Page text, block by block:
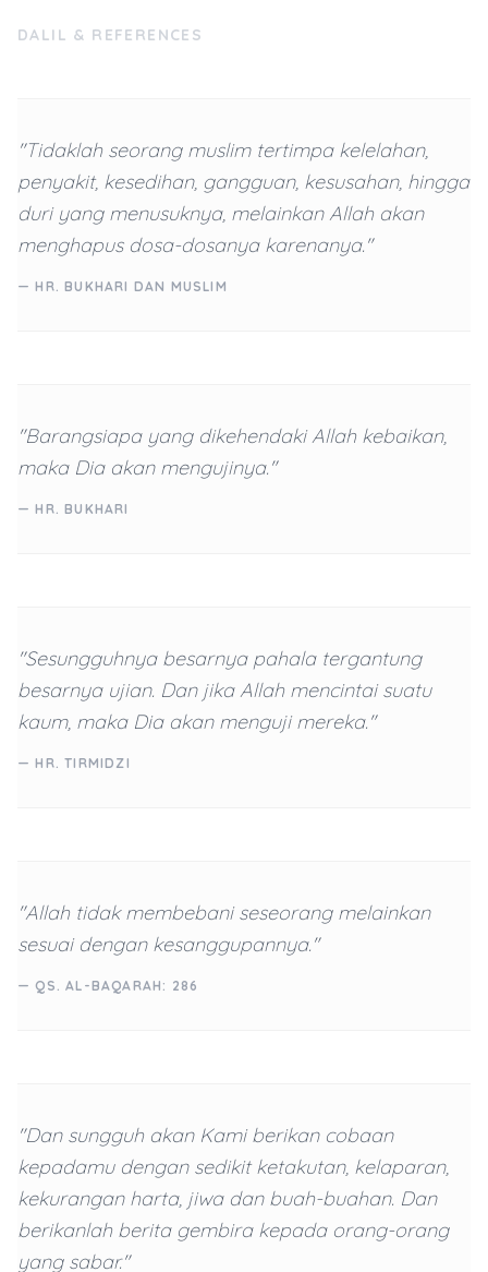
DALIL & REFERENCES
"Tidaklah seorang muslim tertimpa kelelahan,
penyakit, kesedihan, gangguan, kesusahan, hingga
duri yang menusuknya, melainkan Allah akan
menghapus dosa-dosanya karenanya."
— HR. BUKHARI DAN MUSLIM
"Barangsiapa yang dikehendaki Allah kebaikan,
maka Dia akan mengujinya."
— HR. BUKHARI
"Sesungguhnya besarnya pahala tergantung
besarnya ujian. Dan jika Allah mencintai suatu
kaum, maka Dia akan menguji mereka."
— HR. TIRMIDZI
"Allah tidak membebani seseorang melainkan
sesuai dengan kesanggupannya."
— QS. AL-BAQARAH: 286
"Dan sungguh akan Kami berikan cobaan
kepadamu dengan sedikit ketakutan, kelaparan,
kekurangan harta, jiwa dan buah-buahan. Dan
berikanlah berita gembira kepada orang-orang
yang sabar."